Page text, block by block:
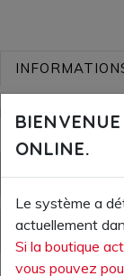
Plus d'informations
ONLINE.
Le système a
actuellement
Si la boutique
vous pouvez